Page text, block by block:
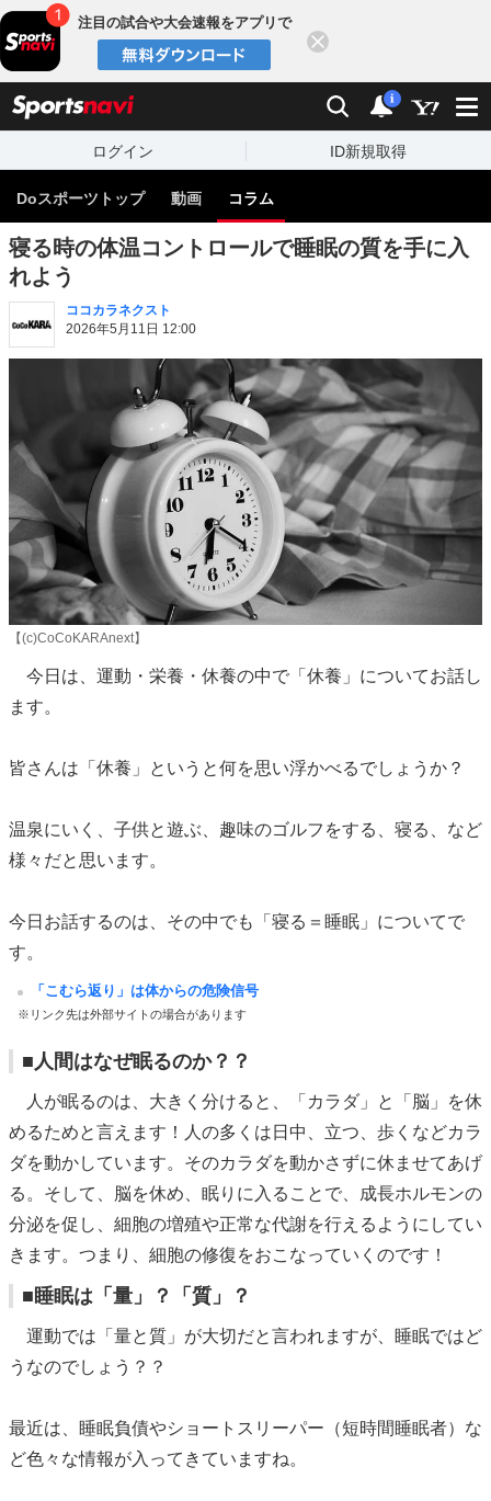
注目の試合や大会速報をアプリで
検索 通知
i
ログイン ID新規取得
Doスポーツトップ 動画 コラム
寝る時の体温コントロールで睡眠の質を手に入
れよう
ココカラネクスト
2026年5月11日 12:00
【(c)CoCoKARAnext】
今日は、運動・栄養・休養の中で「休養」についてお話し
ます。
皆さんは「休養」というと何を思い浮かべるでしょうか？
温泉にいく、子供と遊ぶ、趣味のゴルフをする、寝る、など
様々だと思います。
今日お話するのは、その中でも「寝る＝睡眠」についてで
す。
「こむら返り」は体からの危険信号
※リンク先は外部サイトの場合があります
■人間はなぜ眠るのか？？
人が眠るのは、大きく分けると、「カラダ」と「脳」を休
めるためと言えます！人の多くは日中、立つ、歩くなどカラ
ダを動かしています。そのカラダを動かさずに休ませてあげ
る。そして、脳を休め、眠りに入ることで、成長ホルモンの
分泌を促し、細胞の増殖や正常な代謝を行えるようにしてい
きます。つまり、細胞の修復をおこなっていくのです！
■睡眠は「量」？「質」？
運動では「量と質」が大切だと言われますが、睡眠ではど
うなのでしょう？？
最近は、睡眠負債やショートスリーパー（短時間睡眠者）な
ど色々な情報が入ってきていますね。